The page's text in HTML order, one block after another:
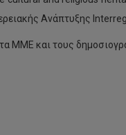
Ανάπτυξης Interreg.
ΜΜΕ και τους